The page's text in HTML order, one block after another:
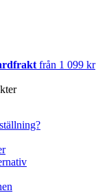
från 1 099 kr